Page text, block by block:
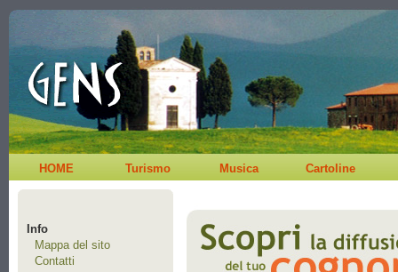
HOME Turismo Musica Cartoline
Info
Mappa del sito
Contatti